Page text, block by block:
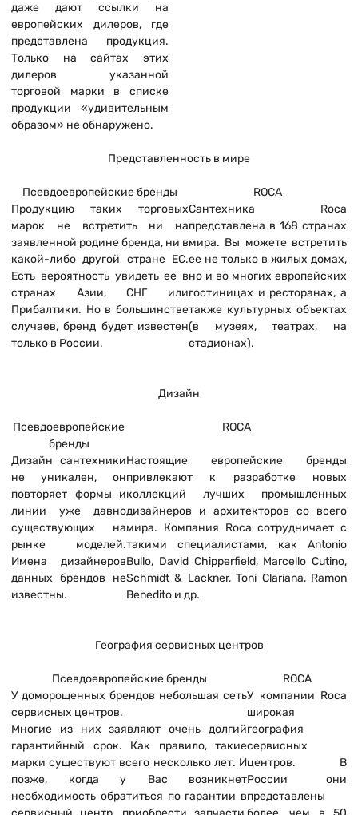
даже дают ссылки на
европейских дилеров, где
представлена продукция.
Только на сайтах этих
дилеров указанной
торговой марки в списке
продукции «удивительным
образом» не обнаружено.
Представленность в мире
Псевдоевропейские бренды
ROCA
Продукцию таких торговых
марок не встретить ни на
заявленной родине бренда, ни в
какой-либо другой стране ЕС.
Есть вероятность увидеть ее в
странах Азии, СНГ или
Прибалтики. Но в большинстве
случаев, бренд будет известен
только в России.
Сантехника Roca
представлена в 168 странах
мира. Вы можете встретить
ее не только в жилых домах,
но и во многих европейских
гостиницах и ресторанах, а
также культурных объектах
(в музеях, театрах, на
стадионах).
Дизайн
Псевдоевропейские
бренды
ROCA
Дизайн сантехники
не уникален, он
повторяет формы и
линии уже давно
существующих на
рынке моделей.
Имена дизайнеров
данных брендов не
известны.
Настоящие европейские бренды
привлекают к разработке новых
коллекций лучших промышленных
дизайнеров и архитекторов со всего
мира. Компания Roca сотрудничает с
такими специалистами, как Antonio
Bullo, David Chipperfield, Marcello Cutino,
Schmidt & Lackner, Toni Clariana, Ramon
Benedito и др.
География сервисных центров
Псевдоевропейские бренды
ROCA
У доморощенных брендов небольшая сеть
сервисных центров.
Многие из них заявляют очень долгий
гарантийный срок. Как правило, такие
марки существуют всего несколько лет. И
позже, когда у Вас возникнет
необходимость обратиться по гарантии в
У компании Roca
широкая
география
сервисных
центров. В
России они
представлены